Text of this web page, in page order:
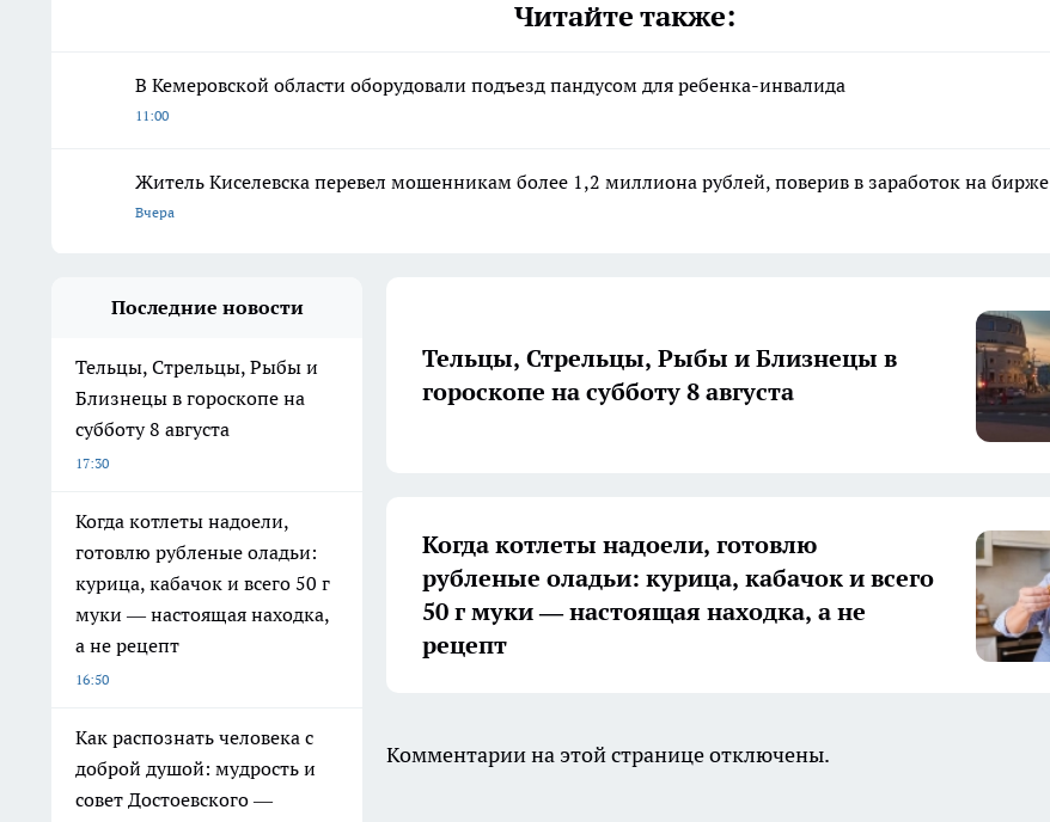
Читайте также:
В Кемеровской области оборудовали подъезд пандусом для ребенка-инвалида
11:00
Житель Киселевска перевел мошенникам более 1,2 миллиона рублей, поверив в заработок на бирже
Вчера
Последние новости
Тельцы, Стрельцы, Рыбы и
Близнецы в гороскопе на
субботу 8 августа
17:30
Когда котлеты надоели,
готовлю рубленые оладьи:
курица, кабачок и всего 50 г
муки — настоящая находка,
а не рецепт
16:50
Как распознать человека с
доброй душой: мудрость и
совет Достоевского —
Тельцы, Стрельцы, Рыбы и Близнецы в
гороскопе на субботу 8 августа
Когда котлеты надоели, готовлю
рубленые оладьи: курица, кабачок и всего
50 г муки — настоящая находка, а не
рецепт
Комментарии на этой странице отключены.